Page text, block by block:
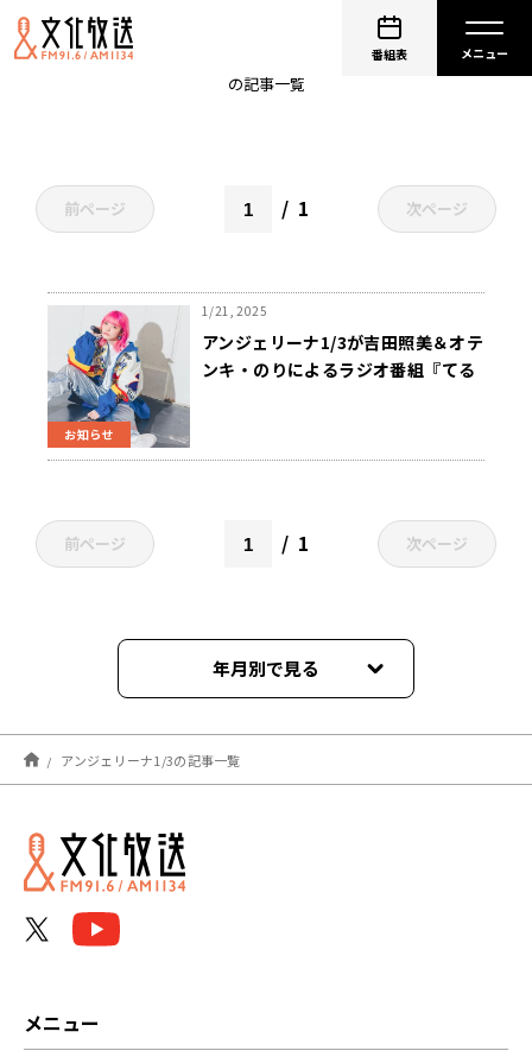
番組表
の記事一覧
前ページ 1 次ページ
お知らせ
1/21, 2025
アンジェリーナ1/3が吉田照美＆オテ
ンキ・のりによるラジオ番組『てる
前ページ 1 次ページ
年月別で見る
2025年03月
2025年01月
2024年11月
アンジェリーナ1/3の記事一覧
メニュー